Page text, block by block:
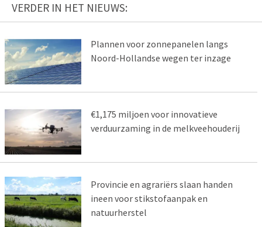
VERDER IN HET NIEUWS:
Plannen voor zonnepanelen langs
Noord-Hollandse wegen ter inzage
€1,175 miljoen voor innovatieve
verduurzaming in de melkveehouderij
Provincie en agrariërs slaan handen
ineen voor stikstofaanpak en
natuurherstel